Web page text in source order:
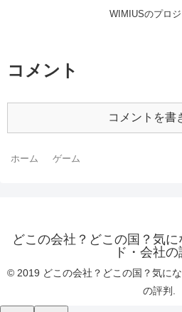
WIMIUSのプロ
コメント
コメントを書
ホーム ゲーム
どこの会社？どこの国？気
ド・会社の
© 2019 どこの会社？どこの国？気に
の評判.